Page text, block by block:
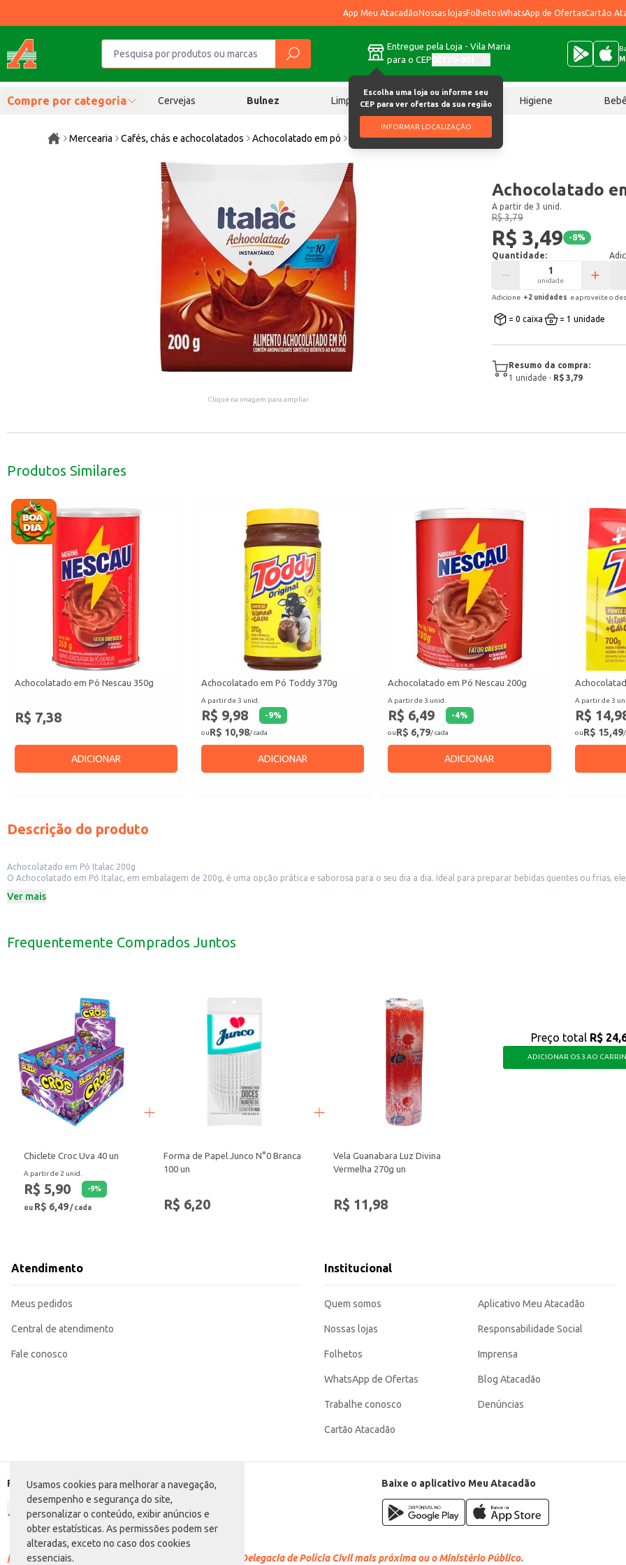
Usamos cookies para melhorar a navegação,
desempenho e segurança do site,
personalizar o conteúdo, exibir anúncios e
obter estatísticas. As permissões podem ser
alteradas, exceto no caso dos cookies
essenciais.
App Meu AtacadãoNossas lojasFolhetosWhatsApp de OfertasCartão
Entregue pela Loja - Vila Maria
para o CEP
Escolha uma loja ou informe seu
CEP para ver ofertas da sua região
INFORMAR LOCALIZAÇÃO
Compre por categoria Cervejas Bulnez Limpeza Chocolates Higiene
Mercearia Cafés, chás e achocolatados Achocolatado em pó Achocolatado em Pó Italac 200g
Clique na imagem para ampliar.
Achocolatado
A partir de 3 unid.
R$ 3,79
R$ 3,49 -8%
Quantidade:
unidade
Adicione +2 unidades e aproveite o
= 0 caixa = 1 unidade
Resumo da compra:
1 unidade · R$ 3,79
Produtos Similares
Achocolatado em Pó Nescau 350g
R$ 7,38
ADICIONAR
Achocolatado em Pó Toddy 370g
A partir de 3 unid.
R$ 9,98 -9%
ouR$ 10,98/ cada
ADICIONAR
Achocolatado em Pó Nescau 200g
A partir de 3 unid.
R$ 6,49 -4%
ouR$ 6,79/ cada
ADICIONAR
A partir de 3
R$
ouR$ 15,49/
Descrição do produto
Achocolatado em Pó Italac 200g
O Achocolatado em Pó Italac, em embalagem de 200g, é uma opção prática e saborosa para o seu dia a dia. Ideal para preparar bebidas quentes ou frias,
Dicas de Uso:
O Achocolatado em Pó Italac é uma escolha versátil para quem busca praticidade e sabor, seja para consumo doméstico ou para oferecer em
Ver mais
Frequentemente Comprados Juntos
Chiclete Croc Uva 40 un
A partir de 2 unid.
R$ 5,90 -9%
ou R$ 6,49/ cada
Forma de Papel Junco N°0 Branca
100 un
R$ 6,20
Vela Guanabara Luz Divina
Vermelha 270g un
R$ 11,98
Preço total R$
ADICIONAR OS 3 AO
Atendimento
Meus pedidos
Central de atendimento
Fale conosco
Institucional
Quem somos
Nossas lojas
Folhetos
WhatsApp de Ofertas
Trabalhe conosco
Cartão Atacadão
Aplicativo Meu Atacadão
Responsabilidade Social
Imprensa
Blog Atacadão
Denúncias
Formas de pagamento Baixe o aplicativo Meu Atacadão
Racismo é crime. Denuncie. Disque 100 ou procure a Delegacia de Polícia Civil mais próxima ou o Ministério Público.